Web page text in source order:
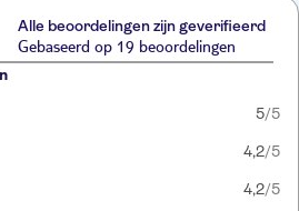
Alle beoordelingen zijn geverifieerd
Gebaseerd op 19 beoordelingen
5/5
4,2/5
4,2/5